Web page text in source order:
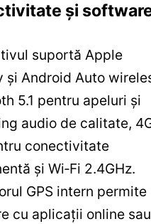
și
suportă Apple
și Android Auto
5.1 pentru apeluri și
audio de calitate,
conectivitate
și Wi‑Fi 2.4GHz.
GPS intern permite
cu aplicații online sau